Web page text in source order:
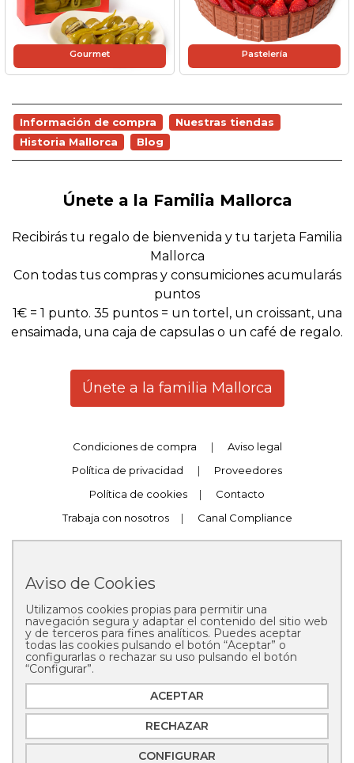
Gourmet Pastelería
Información de compra
Nuestras tiendas
Historia Mallorca
Blog
Únete a la Familia Mallorca
Recibirás tu regalo de bienvenida y tu tarjeta Familia
Mallorca
Con todas tus compras y consumiciones acumularás
puntos
1€ = 1 punto. 35 puntos = un tortel, un croissant, una
ensaimada, una caja de capsulas o un café de regalo.
Únete a la familia Mallorca
Condiciones de compra |
Aviso legal
Política de privacidad
|
Proveedores
Política de cookies
|
Contacto
Trabaja con nosotros
| Canal Compliance
Copyright © 2025 Pastelería Mallorca
Aviso de Cookies
Utilizamos cookies propias para permitir una
navegación segura y adaptar el contenido del sitio web
y de terceros para fines analíticos. Puedes aceptar
todas las cookies pulsando el botón “Aceptar” o
configurarlas o rechazar su uso pulsando el botón
“Configurar”.
ACEPTAR
RECHAZAR
CONFIGURAR